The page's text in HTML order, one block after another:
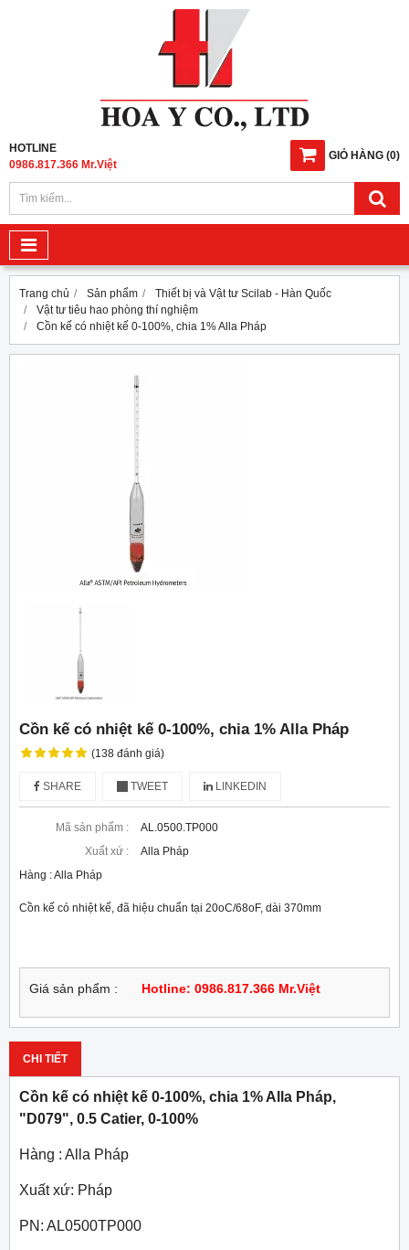
GIỎ HÀNG (0)
HOTLINE
0986.817.366 Mr.Việt
Trang chủ Sản phẩm
Thiết bị và Vật tư Scilab - Hàn Quốc
Vật tư tiêu hao phòng thí nghiệm
Cồn kế có nhiệt kế 0-100%, chia 1% Alla Pháp
Cồn kế có nhiệt kế 0-100%, chia 1% Alla Pháp
(138 đánh giá)
SHARE TWEET LINKEDIN
Mã sản phẩm :
AL.0500.TP000
Xuất xứ :
Alla Pháp
Hàng : Alla Pháp
Cồn kế có nhiệt kế, đã hiệu chuẩn tại 20oC/68oF, dài 370mm
Giá sản phẩm : Hotline: 0986.817.366 Mr.Việt
CHI TIẾT
Cồn kế có nhiệt kế 0-100%, chia 1% Alla Pháp,
"D079", 0.5 Catier, 0-100%
Hàng : Alla Pháp
Xuất xứ: Pháp
PN: AL0500TP000